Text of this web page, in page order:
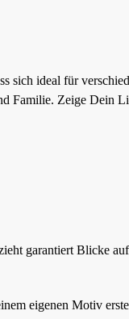
sich ideal für
Familie. Zeige Dein
garantiert Blicke
eigenen Motiv